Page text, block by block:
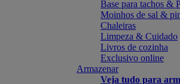
Base para tachos &
Moinhos de sal &
Chaleiras
Limpeza & Cuidado
Livros de cozinha
Exclusivo online
Armazenar
Veja tudo para